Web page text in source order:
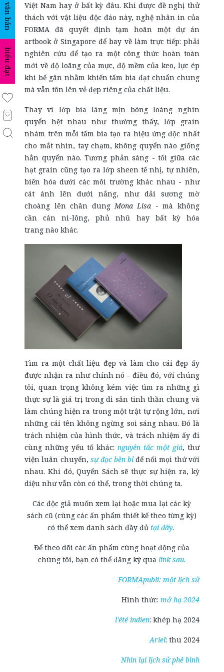
văn bản
biểu đạt
Việt Nam hay ở bất kỳ đâu. Khi được đề nghị thử
thách với vật liệu độc đáo này, nghệ nhân in của
FORMA đã quyết định tạm hoãn một dự án
artbook ở Singapore để bay về làm trực tiếp: phải
nghiên cứu để tạo ra một công thức hoàn toàn
mới về độ loãng của mực, độ mềm của keo, lực ép
khi bế gân nhằm khiến tấm bìa đạt chuẩn chung
mà vẫn tôn lên vẻ đẹp riêng của chất liệu.
Thay vì lớp bìa láng mịn bóng loáng nghìn
quyển hệt nhau như thường thấy, lớp grain
nhám trên mỗi tấm bìa tạo ra hiệu ứng độc nhất
cho mắt nhìn, tay chạm, không quyển nào giống
hẳn quyển nào. Tương phản sáng - tối giữa các
hạt grain cũng tạo ra lớp sheen tế nhị, tự nhiên,
biến hóa dưới các môi trường khác nhau - như
cát ánh lên dưới nắng, như dải sương mờ
choàng lên chân dungMona Lisa - mà không
cần cán ni-lông, phủ nhũ hay bất kỳ hóa
trang nào khác.
Tìm ra một chất liệu đẹp và làm cho cái đẹp ấy
được nhận ra như chính nó - điều đó, với chúng
tôi, quan trọng không kém việc tìm ra những gì
thực sự là giá trị trong di sản tinh thần chung và
làm chúng hiện ra trong một trật tự rộng lớn, nơi
những cái tên không ngừng soi sáng nhau. Đó là
trách nhiệm của hình thức, và trách nhiệm ấy đi
cùng những yếu tố khác: nguyên tắc một giá, thư
viện luân chuyển, sự đọc bền bỉđể nối mọi thứ với
nhau. Khi đó, Quyển Sách sẽ thực sự hiện ra, kỳ
diệu như vẫn còn có thể, trong thời chúng ta.
Các độc giả muốn xem lại hoặc mua lại các kỳ
sách cũ (cùng các ấn phẩm thiết kế theo từng kỳ)
có thể xem danh sách đầy đủ tại đây.
Để theo dõi các ấn phẩm cùng hoạt động của
chúng tôi, bạn có thể đăng ký qua link sau.
FORMApubli: một lịch sử
Hình thức: mở hạ 2024
l'été indien: khép hạ 2024
Ariel: thu 2024
Nhìn lại lịch sử phê bình